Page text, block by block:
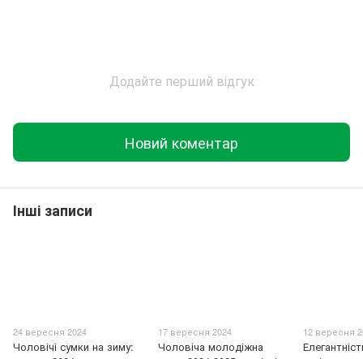
Додайте перший відгук
Новий коментар
Інші записи
24 вересня 2024
Чоловічі сумки на зиму:
17 вересня 2024
Чоловіча молодіжна
12 вересня